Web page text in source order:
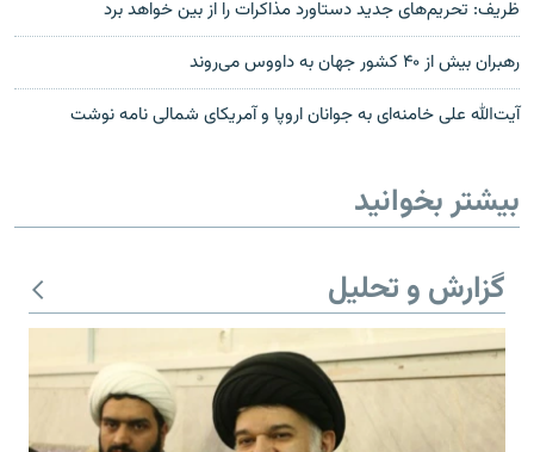
ظریف: تحریم‌های جدید دستاورد مذاکرات را از بین خواهد برد
رهبران بیش از ۴۰ کشور جهان به داووس می‌روند
آیت‌الله علی خامنه‌ای به جوانان اروپا و آمریکای شمالی نامه نوشت
بیشتر بخوانید
گزارش و تحلیل